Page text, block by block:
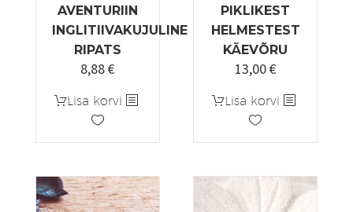
AVENTURIIN
INGLITIIVAKUJULINE
RIPATS
8,88€
Lisa korvi
PIKLIKEST
HELMESTEST
KÄEVÕRU
13,00€
Lisa korvi